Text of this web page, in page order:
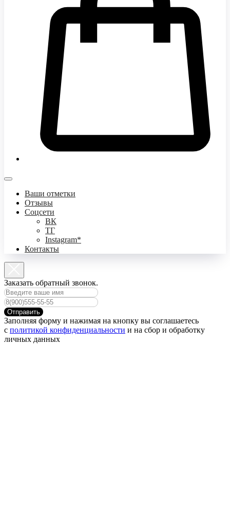
Ваши отметки
Отзывы
Соцсети
ВК
ТГ
Instagram*
Контакты
Заказать обратный звонок.
Отправить
Заполняя форму и нажимая на кнопку вы соглашаетесь
с политикой конфиденциальности и на сбор и обработку
личных данных